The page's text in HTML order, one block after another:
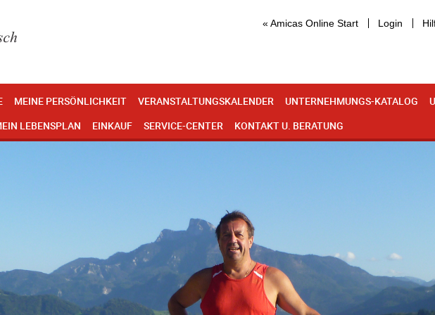
« Amicas Online Start Login
MEINE PERSÖNLICHKEIT VERANSTALTUNGSKALENDER UNTERNEHMUNGS-KATALOG
LEBENSPLAN EINKAUF SERVICE-CENTER KONTAKT U. BERATUNG